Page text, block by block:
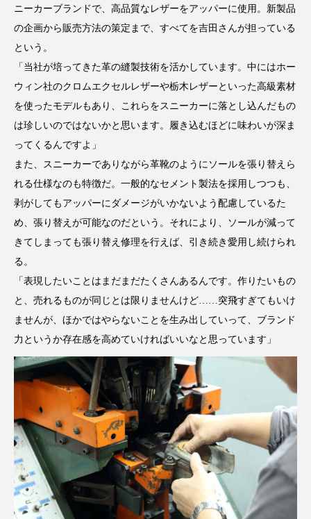
ニーカーブランドで、高品質なレザーをアッパーに使用。新製品
の企画から販売方法の策定まで、すべてを吉田さんが担っている
という。
「当社が培ってきた革の縫製技術を活かしています。中にはホー
ウィン社のクロムエクセルレザーや栃木レザーといった高級素材
を使ったモデルもあり、これらをスニーカーに落とし込んだもの
は珍しいのではないかと思います。履き込むほどに味わいが深ま
ってくるんですよ」
また、スニーカーでありながら革靴のようにソールを張り替えら
れる仕様なのも特徴だ。一般的なセメント製法を採用しつつも、
剥がしてもアッパーにダメージがいかないよう配慮しているた
め、張り替えが可能なのだという。それにより、ソールが減って
きてしまっても張り替え修理を行えば、引き続き愛用し続けられ
る。
「表現したいことはまだまだたくさんあるんです。作りたいもの
と、売れるものが同じとは限りませんけど……突飛すぎてもいけ
ませんが、ほかではやらないことを生み出していって、ブランド
力というか存在感を高めていければいいなと思っています」